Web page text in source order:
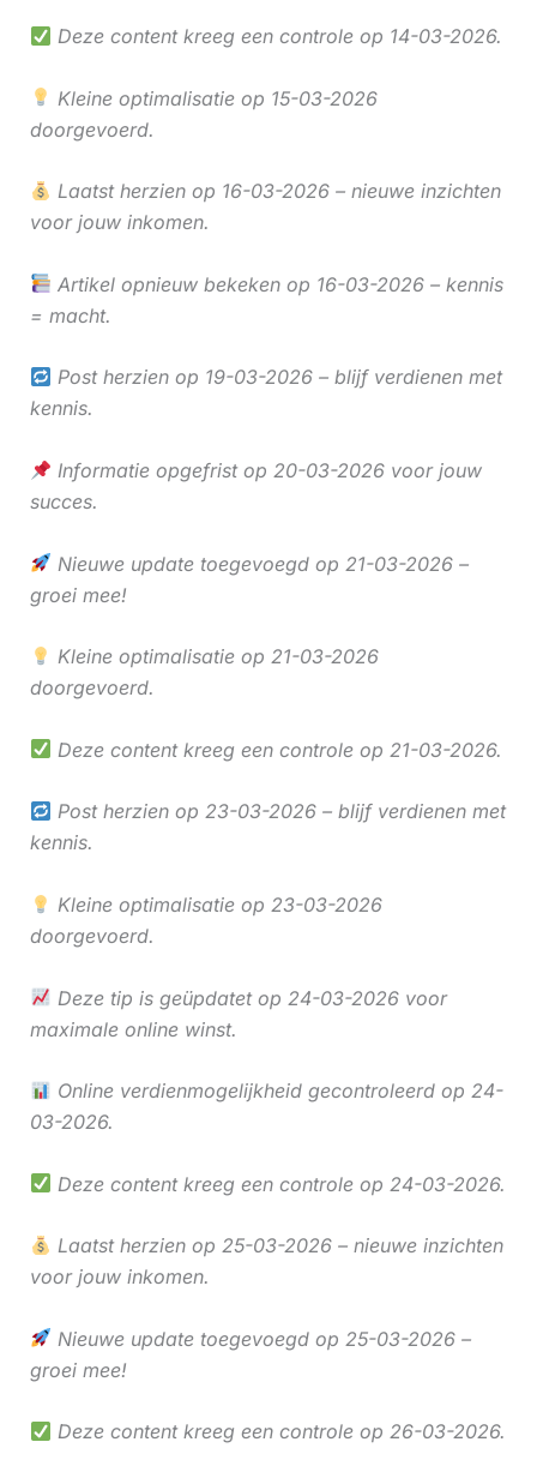
Deze content kreeg een controle op 14-03-2026.
Kleine optimalisatie op 15-03-2026
doorgevoerd.
Laatst herzien op 16-03-2026 – nieuwe inzichten
voor jouw inkomen.
Artikel opnieuw bekeken op 16-03-2026 – kennis
= macht.
Post herzien op 19-03-2026 – blijf verdienen met
kennis.
Informatie opgefrist op 20-03-2026 voor jouw
succes.
Nieuwe update toegevoegd op 21-03-2026 –
groei mee!
Kleine optimalisatie op 21-03-2026
doorgevoerd.
Deze content kreeg een controle op 21-03-2026.
Post herzien op 23-03-2026 – blijf verdienen met
kennis.
Kleine optimalisatie op 23-03-2026
doorgevoerd.
Deze tip is geüpdatet op 24-03-2026 voor
maximale online winst.
Online verdienmogelijkheid gecontroleerd op 24-
03-2026.
Deze content kreeg een controle op 24-03-2026.
Laatst herzien op 25-03-2026 – nieuwe inzichten
voor jouw inkomen.
Nieuwe update toegevoegd op 25-03-2026 –
groei mee!
Deze content kreeg een controle op 26-03-2026.